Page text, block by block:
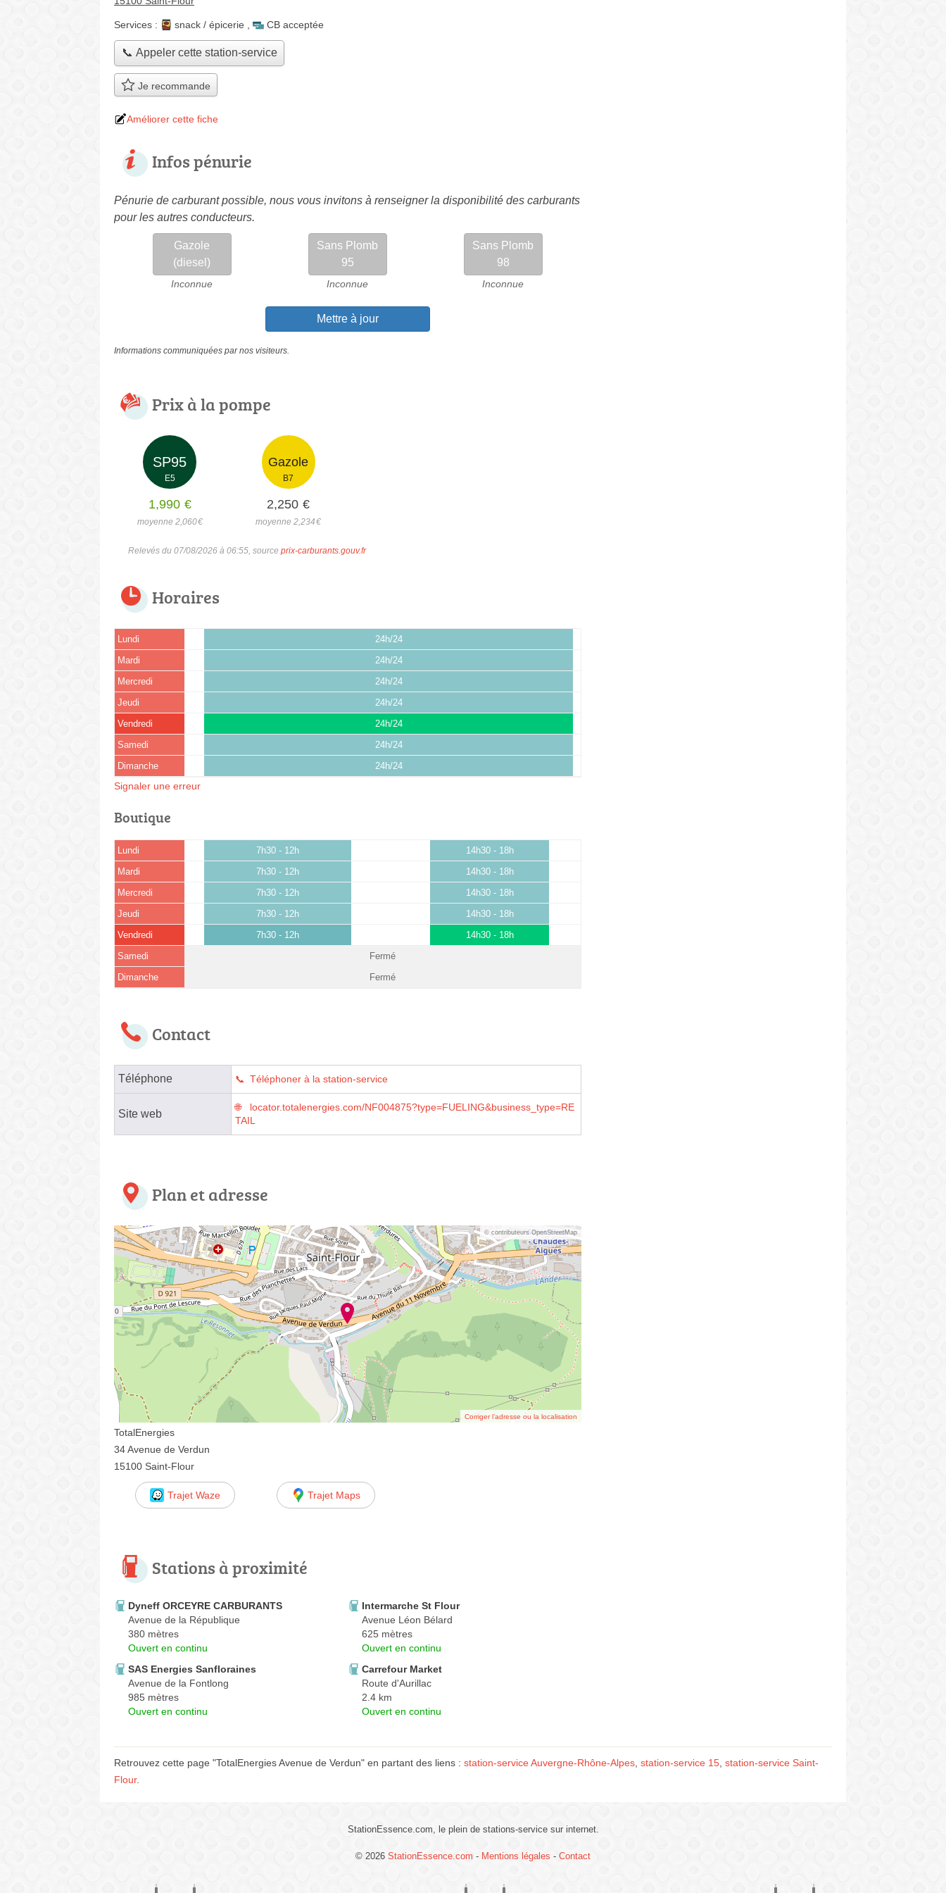
Services : snack / épicerie CB acceptée
📞 Appeler cette station-service
Je recommande
Améliorer cette fiche
Infos pénurie
Pénurie de carburant possible, nous vous invitons à renseigner la disponibilité des carburants
pour les autres conducteurs.
Gazole
(diesel)
Inconnue
Sans Plomb
95
Inconnue
Sans Plomb
98
Inconnue
Mettre à jour
Informations communiquées par nos visiteurs.
Prix à la pompe
SP95
E5
1,990 €
moyenne 2,060€
Gazole
B7
2,250 €
moyenne 2,234€
Relevés du 07/08/2026 à 06:55, source prix-carburants.gouv.fr
Horaires
Lundi 24h/24
Mardi 24h/24
Mercredi 24h/24
Jeudi 24h/24
Vendredi 24h/24
Samedi 24h/24
Dimanche 24h/24
Signaler une erreur
Boutique
Lundi 7h30 - 12h 14h30 - 18h
Mardi 7h30 - 12h 14h30 - 18h
Mercredi 7h30 - 12h 14h30 - 18h
Jeudi 7h30 - 12h 14h30 - 18h
Vendredi 7h30 - 12h 14h30 - 18h
Samedi Fermé
Dimanche Fermé
Contact
Téléphone Téléphoner à la station-service
Site web
locator.totalenergies.com/NF004875?type=FUELING&business_type=RE
TAIL
Plan et adresse
© contributeurs OpenStreetMap
Corriger l’adresse ou la localisation
TotalEnergies
34 Avenue de Verdun
15100 Saint-Flour
Trajet Waze Trajet Maps
Stations à proximité
Dyneff ORCEYRE CARBURANTS
Avenue de la République
380 mètres
Ouvert en continu
Intermarche St Flour
Avenue Léon Bélard
625 mètres
Ouvert en continu
SAS Energies Sanfloraines
Avenue de la Fontlong
985 mètres
Ouvert en continu
Carrefour Market
Route d'Aurillac
2.4 km
Ouvert en continu
Retrouvez cette page "TotalEnergies Avenue de Verdun" en partant des liens : station-service Auvergne-Rhône-Alpes station-service 15 station-service Saint-
Flour.
StationEssence.com, le plein de stations-service sur internet.
© 2026 StationEssence.com - Mentions légales - Contact